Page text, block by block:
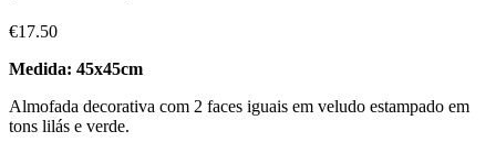
€17.50
Medida: 45x45cm
Almofada decorativa com 2 faces iguais em veludo estampado em
tons lilás e verde.